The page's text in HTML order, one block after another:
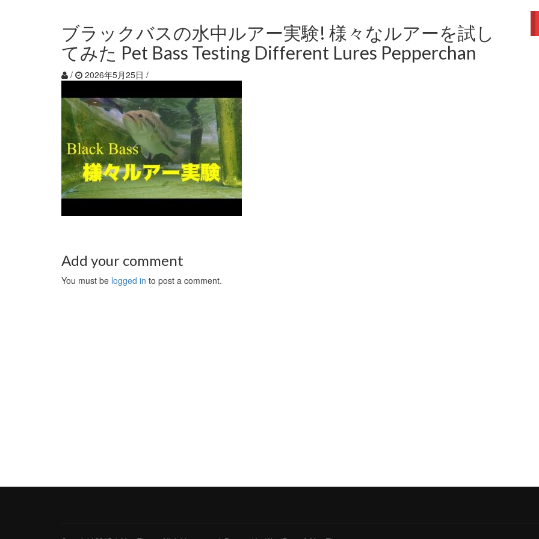
ブラックバスの水中ルアー実験! 様々なルアーを試し
てみた Pet Bass Testing Different Lures Pepperchan
/ 2026年5月25日 /
Add your comment
You must be logged in to post a comment.